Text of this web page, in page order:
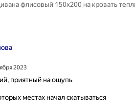
флисовый 150х200 на кровать
2023
приятный на ощупь
местах начал скатываться